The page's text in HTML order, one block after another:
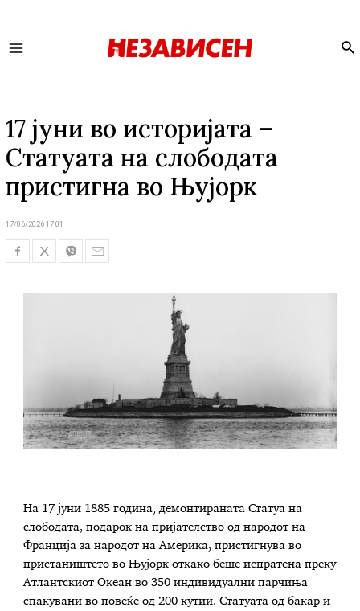
17 јуни во историјата –
Статуата на слободата
пристигна во Њујорк
17/06/2026 17:01
На 17 јуни 1885 година, демонтираната Статуа на
слободата, подарок на пријателство од народот на
Франција за народот на Америка, пристигнува во
пристаништето во Њујорк откако беше испратена преку
Атлантскиот Океан во 350 индивидуални парчиња
спакувани во повеќе од 200 кутии. Статуата од бакар и